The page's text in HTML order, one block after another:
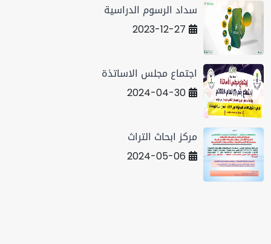
سداد الرسوم الدراسية
2023-12-27
اجتماع مجلس الاساتذة
2024-04-30
مركز ابحاث التراث
2024-05-06